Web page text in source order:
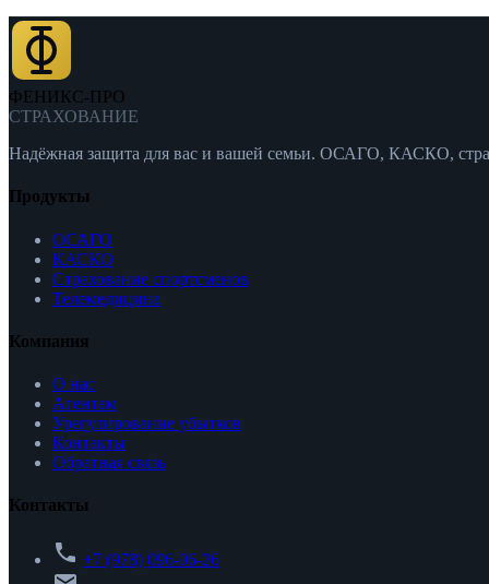
ФЕНИКС-ПРО
СТРАХОВАНИЕ
Надёжная защита для вас и вашей семьи. ОСАГО, КАСКО,
Продукты
ОСАГО
КАСКО
Страхование спортсменов
Телемедицина
Компания
О нас
Агентам
Урегулирование убытков
Контакты
Обратная связь
Контакты
phone +7 (978) 096-06-26